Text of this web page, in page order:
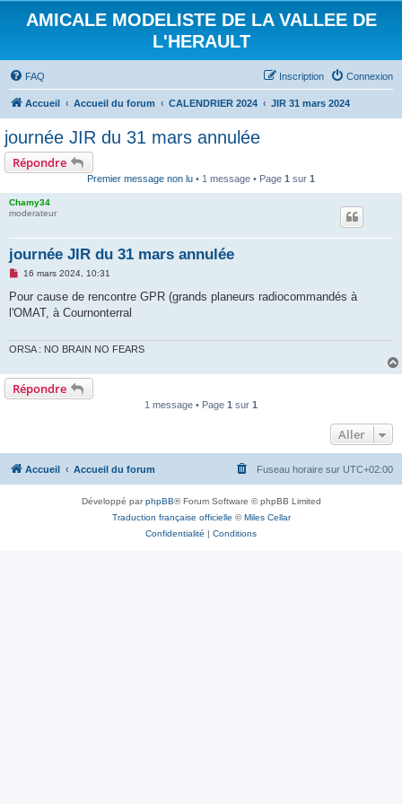
AMICALE MODELISTE DE LA VALLEE DE
L'HERAULT
FAQ Connexion
Inscription
Accueil Accueil du forum CALENDRIER 2024 JIR 31 mars 2024
journée JIR du 31 mars annulée
Répondre
Premier message non lu • 1 message • Page 1 sur 1
Chamy34
moderateur
journée JIR du 31 mars annulée
M
s
a
n
l
u
16 mars 2024, 10:31
Pour cause de rencontre GPR (grands planeurs radiocommandés à
l'OMAT, à Cournonterral
ORSA : NO BRAIN NO FEARS
Répondre
1 message • Page 1 sur 1
Aller
Accueil Accueil du forum Fuseau horaire sur UTC+02:00
Développé parphpBB® Forum Software © phpBB Limited
Traduction française officielle ©Miles Cellar
Confidentialité | Conditions